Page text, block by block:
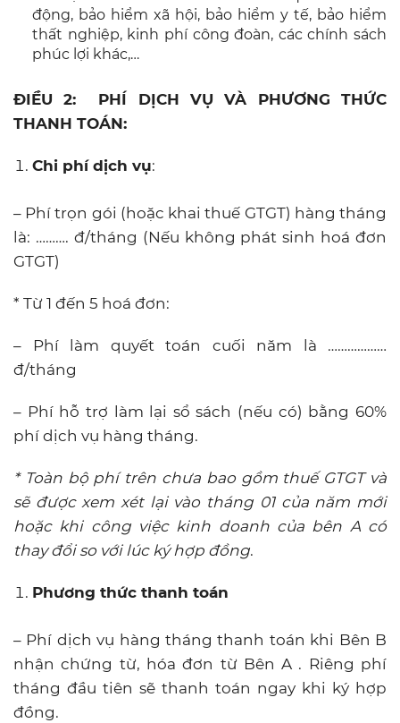
động, bảo hiểm xã hội, bảo hiểm y tế, bảo hiểm
thất nghiệp, kinh phí công đoàn, các chính sách
phúc lợi khác,…
ĐIỀU 2: PHÍ DỊCH VỤ VÀ PHƯƠNG THỨC
THANH TOÁN:
Chi phí dịch vụ:
– Phí trọn gói (hoặc khai thuế GTGT) hàng tháng
là: ………. đ/tháng (Nếu không phát sinh hoá đơn
GTGT)
* Từ 1 đến 5 hoá đơn:
– Phí làm quyết toán cuối năm là ………………
đ/tháng
– Phí hỗ trợ làm lại sổ sách (nếu có) bằng 60%
phí dịch vụ hàng tháng.
* Toàn bộ phí trên chưa bao gồm thuế GTGT và
sẽ được xem xét lại vào tháng 01 của năm mới
hoặc khi công việc kinh doanh của bên A có
thay đổi so với lúc ký hợp đồng.
Phương thức thanh toán
– Phí dịch vụ hàng tháng thanh toán khi Bên B
nhận chứng từ, hóa đơn từ Bên A . Riêng phí
tháng đầu tiên sẽ thanh toán ngay khi ký hợp
đồng.